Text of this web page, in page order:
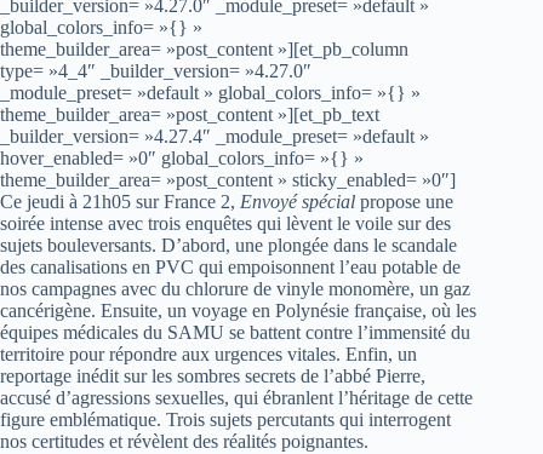
_builder_version= »4.27.0″ _module_preset= »default »
global_colors_info= »{} »
theme_builder_area= »post_content »][et_pb_column
type= »4_4″ _builder_version= »4.27.0″
_module_preset= »default » global_colors_info= »{} »
theme_builder_area= »post_content »][et_pb_text
_builder_version= »4.27.4″ _module_preset= »default »
hover_enabled= »0″ global_colors_info= »{} »
theme_builder_area= »post_content » sticky_enabled= »0″]
Ce jeudi à 21h05 sur France 2, Envoyé spécial propose une
soirée intense avec trois enquêtes qui lèvent le voile sur des
sujets bouleversants. D’abord, une plongée dans le scandale
des canalisations en PVC qui empoisonnent l’eau potable de
nos campagnes avec du chlorure de vinyle monomère, un gaz
cancérigène. Ensuite, un voyage en Polynésie française, où les
équipes médicales du SAMU se battent contre l’immensité du
territoire pour répondre aux urgences vitales. Enfin, un
reportage inédit sur les sombres secrets de l’abbé Pierre,
accusé d’agressions sexuelles, qui ébranlent l’héritage de cette
figure emblématique. Trois sujets percutants qui interrogent
nos certitudes et révèlent des réalités poignantes.